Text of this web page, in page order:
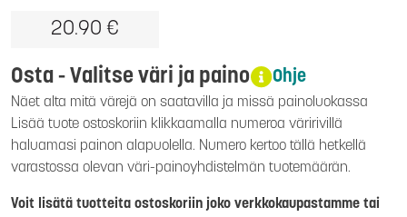
20.90 €
Osta - Valitse väri ja paino Ohje
Näet alta mitä värejä on saatavilla ja missä painoluokassa
Lisää tuote ostoskoriin klikkaamalla numeroa väririvillä
haluamasi painon alapuolella. Numero kertoo tällä hetkellä
varastossa olevan väri-painoyhdistelmän tuotemäärän.
Voit lisätä tuotteita ostoskoriin joko verkkokaupastamme tai